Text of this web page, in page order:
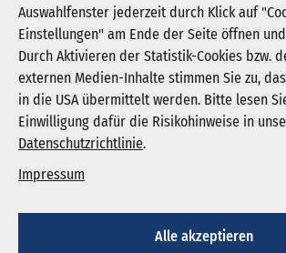
Auswahlfenster jederzeit durch Klick auf
Einstellungen" am Ende der Seite öffnen
Durch Aktivieren der Statistik-Cookies bzw.
externen Medien-Inhalte stimmen Sie zu,
in die USA übermittelt werden. Bitte lesen
Einwilligung dafür die Risikohinweise in
Datenschutzrichtlinie.
Impressum
Alle akzeptieren
Newsletter abonnieren
Registrieren
KGNW - Krankenhausgesellschaft
Westfalen e. V.
Humboldtstraße 31,